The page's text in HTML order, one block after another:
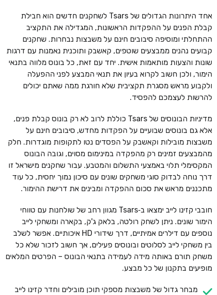
אחד היתרונות הגדולים של Tsars לשחקנים חדשים הוא חבילת
קבלת הפנים על ההפקדות הראשונות, המגדילה את התקציב
ההתחלתי ומוסיפה סיבובים חינם על משבצות נבחרות. שחקנים
קבועים נהנים ממבצעים שוטפים, קאשבק ותוכנית נאמנות עם דרגות
שונות והצעות מותאמות אישית. יחד עם זאת, כל בונוס מלווה בתנאי
הימור, ולכן חשוב לקרוא בעיון את תנאי המבצע לפני ההפעלה
ולקבוע מראש מסגרת תקציבית שלא חורגת ממה שאתם יכולים
להרשות לעצמכם להפסיד.
מדיניות הבונוסים של Tsars כוללת לרוב לא רק בונוס קבלת פנים,
אלא גם בונוסים שבועיים על הפקדות מחדש, סיבובים חינם על
משבצות מובילות וקאשבק על הפסדים נטו לתקופות מוגדרות. חלק
מהמבצעים זמינים רק מהפקדה במינימום מסוים, וגובה הבונוס
המקסימלי תלוי באמצעי התשלום והמטבע. עבור שחקנים מישראל זו
דרך נוחה לבדוק סוגי משחקים שונים עם סיכון נמוך יחסית, כל עוד
מתכננים מראש את סכום ההפקדה ומבינים את דרישת ההימור.
חובבי קזינו לייב ימצאו ב‑Tsars מגוון רחב של שולחנות עם טווחי
הימור שונים. ניתן לשחק רולטה, בלאק ג'ק, בקארה ומשחקי לייב
נוספים עם דילרים אמיתיים, דרך שידורי HD איכותיים. אפשר לשלב
בין משחקי לייב לסלוטים ובונוסים פעילים, אך חשוב לזכור שלא כל
משחק תורם באותה מידה לעמידה בתנאי הבונוס – הפרטים המלאים
מופיעים בתקנון של כל מבצע.
מבחר גדול של משבצות מספקי תוכן מובילים וחדר קזינו לייב